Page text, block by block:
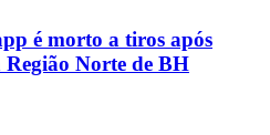
é morto a tiros após
Região Norte de BH